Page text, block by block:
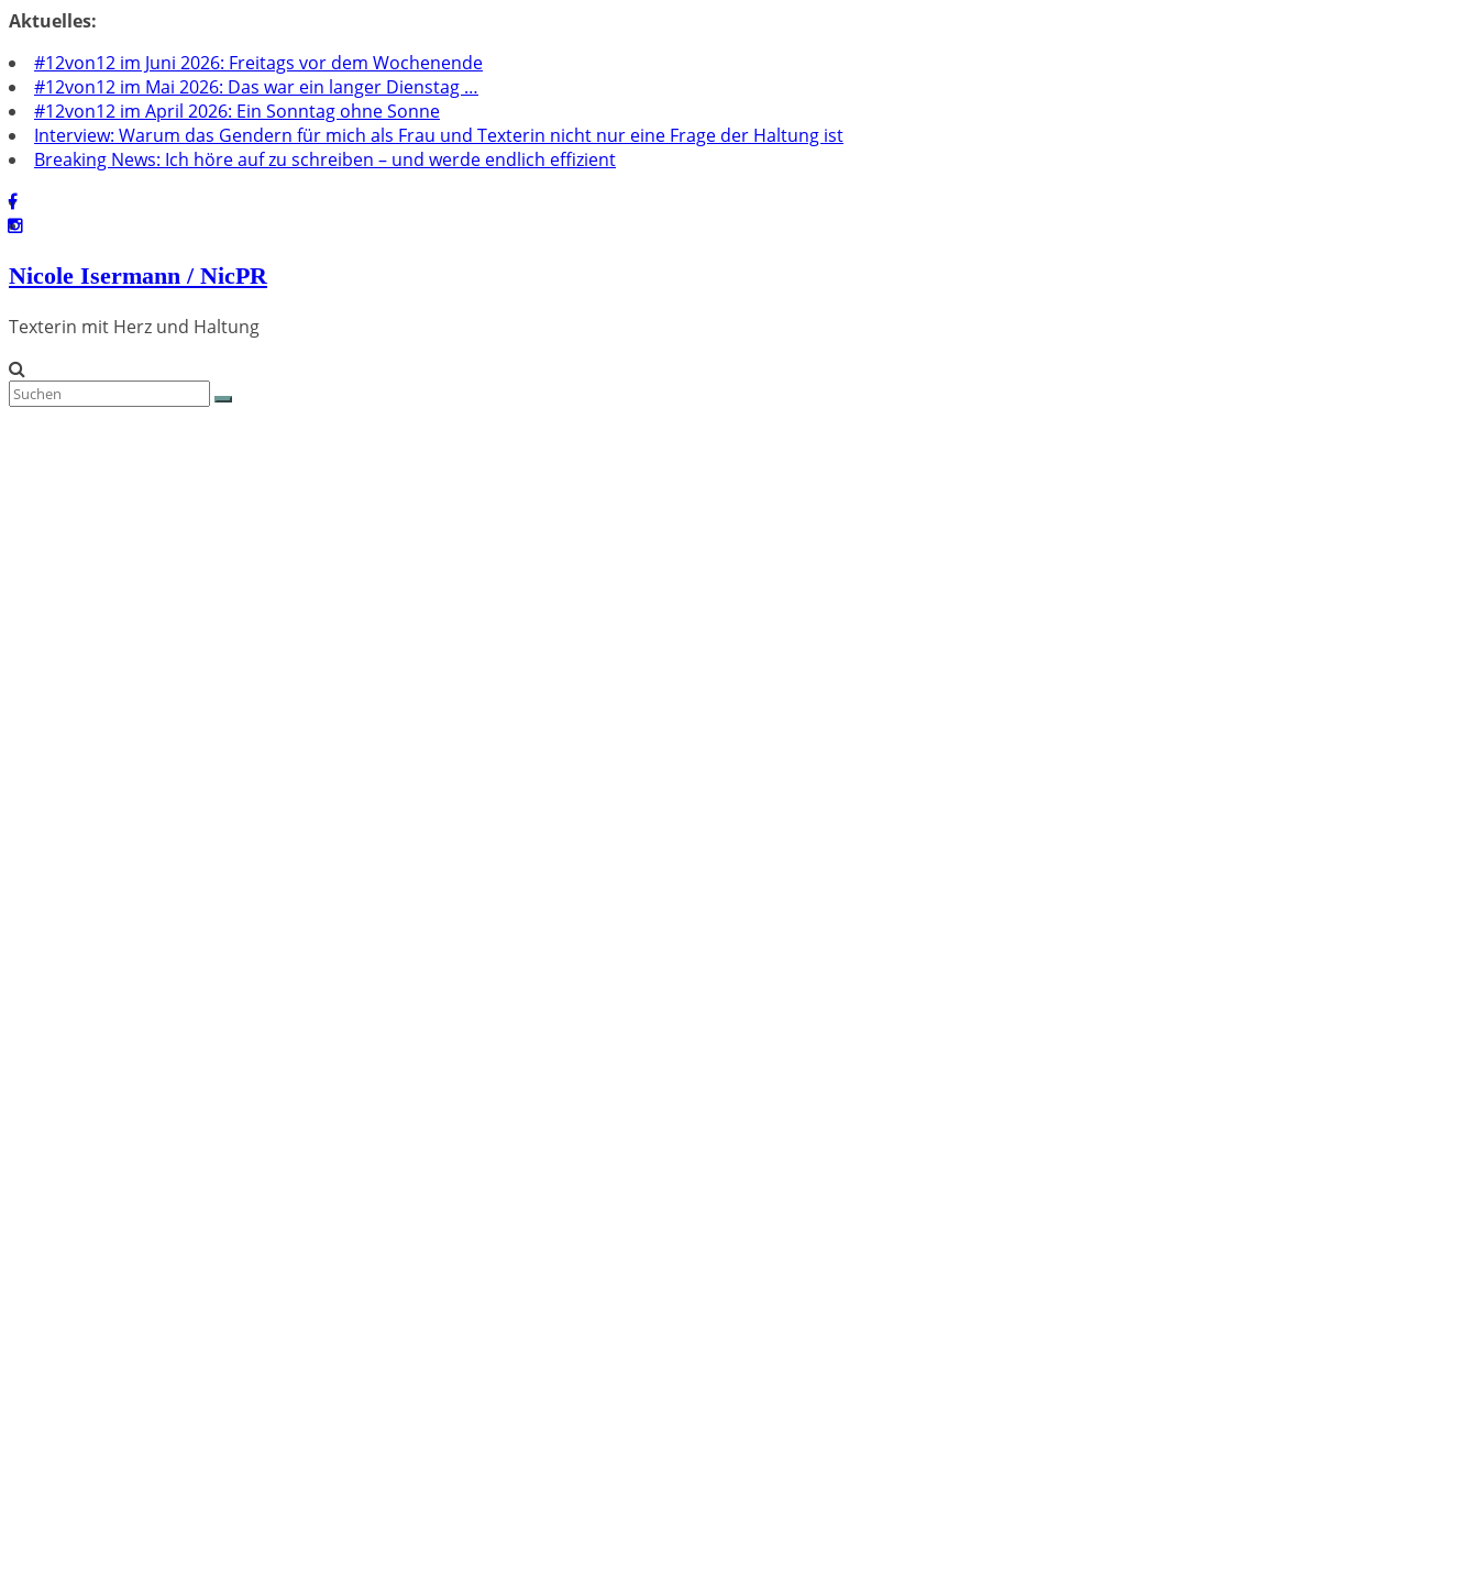
Zum
springen
Aktuelles:
#12von12 im Juni 2026: Freitags vor dem Wochenende
#12von12 im Mai 2026: Das war ein langer Dienstag …
#12von12 im April 2026: Ein Sonntag ohne Sonne
Interview: Warum das Gendern für mich als Frau und Texterin nicht nur eine Frage der Haltung ist
Breaking News: Ich höre auf zu schreiben – und werde endlich effizient
Nicole Isermann / NicPR
Texterin mit Herz und Haltung